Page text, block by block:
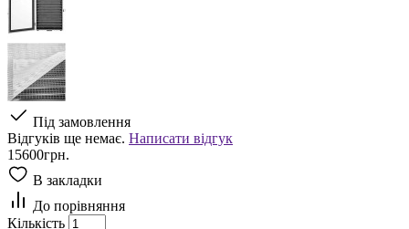
Під замовлення
Відгуків ще немає. Написати відгук
15600грн.
В закладки
До порівняння
Кількість